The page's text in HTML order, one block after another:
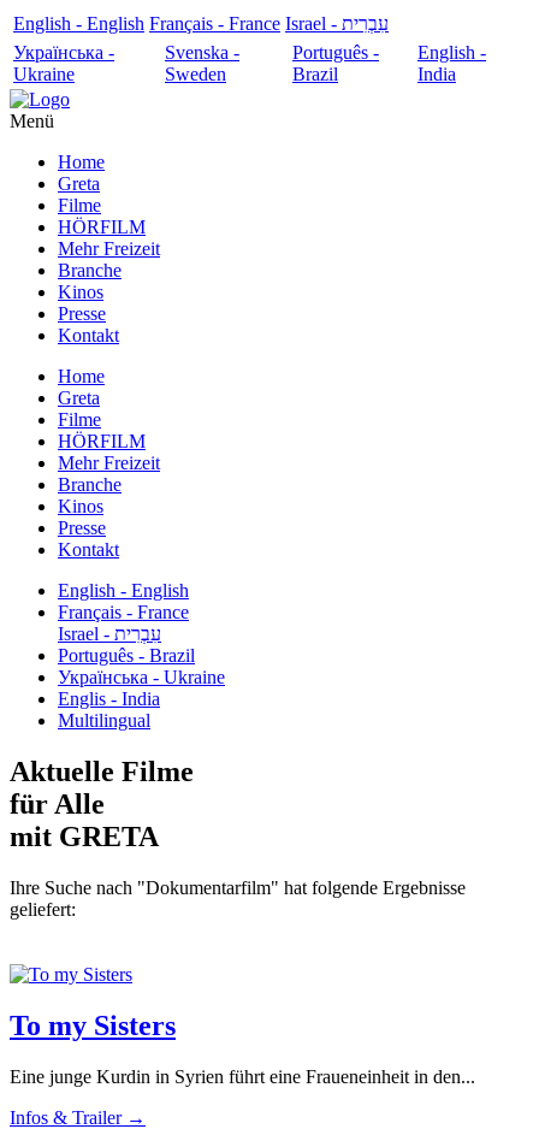
English - English Français - France
עִבְרִית - Israel
Українська -
Ukraine
Svenska -
Sweden
Português -
Brazil
English -
India
Menü
Home
Greta
Filme
HÖRFILM
Mehr Freizeit
Branche
Kinos
Presse
Kontakt
Home
Greta
Filme
HÖRFILM
Mehr Freizeit
Branche
Kinos
Presse
Kontakt
English - English
Français - France
עִבְרִית - Israel
Português - Brazil
Українська - Ukraine
Englis - India
Multilingual
Aktuelle Filme
für Alle
mit GRETA
Ihre Suche nach "Dokumentarfilm" hat folgende Ergebnisse
geliefert:
To my Sisters
Eine junge Kurdin in Syrien führt eine Fraueneinheit in den...
Infos & Trailer →